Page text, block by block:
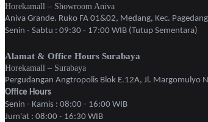
Horekamall – Showroom Aniva
Aniva Grande. Ruko FA 01&02, Medang, Kec.
Senin - Sabtu : 09:30 - 17:00 WIB (Tutup Sementara)
Alamat & Office Hours Surabaya
Horekamall – Surabaya
Pergudangan Angtropolis Blok E.12A, Jl. Margomulyo
Office Hours
Senin - Kamis : 08:00 - 16:00 WIB
Jum'at : 08:00 - 16:30 WIB